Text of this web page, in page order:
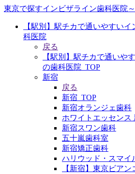
東京で探すインビザライン歯科医院～
【駅別】駅チカで通いやすい
科医院
戻る
【駅別】駅チカで通いや
の歯科医院_TOP
新宿
戻る
新宿_TOP
新宿オランジェ歯科
ホワイトエッセンス
新宿スワン歯科
五十嵐歯科室
新宿矯正歯科
ハリウッド・スマイ
【新宿】東京ビア